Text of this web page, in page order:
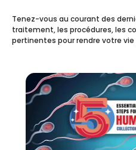
Tenez-vous au courant des
traitement, les procédures, les
pertinentes pour rendre votre